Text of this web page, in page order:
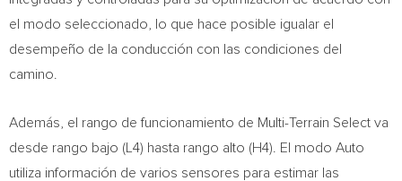
el modo seleccionado, lo que hace posible igualar el
desempeño de la conducción con las condiciones del
camino.
Además, el rango de funcionamiento de Multi-Terrain Select va
desde rango bajo (L4) hasta rango alto (H4). El modo Auto
utiliza información de varios sensores para estimar las